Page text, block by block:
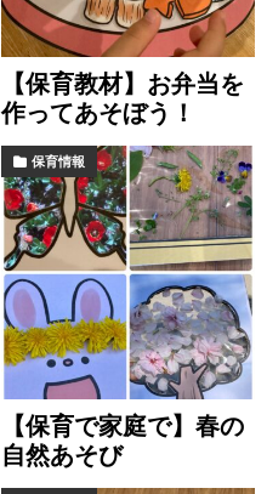
【保育教材】お弁当を
作ってあそぼう！
保育情報
【保育で家庭で】春の
自然あそび